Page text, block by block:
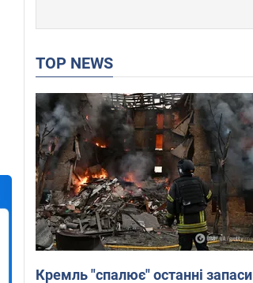
TOP NEWS
Кремль "спалює" останні запаси